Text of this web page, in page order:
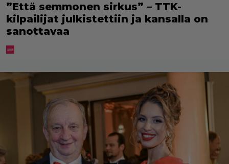
”Että semmonen sirkus” – TTK-
kilpailijat julkistettiin ja kansalla on
sanottavaa